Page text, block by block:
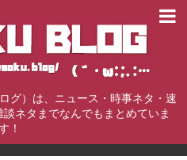
グ）は、ニュース・時事ネタ・速
ネタまでなんでもまとめていま
！